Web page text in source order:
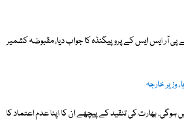
آر ایس ایس کے پروپیگنڈہ کا جواب دیا، مقبوضہ کشمیر
وزیر خارجہ
ہوگی، بھارت کی تنقید کے پیچھے ان کا اپنا عدم اعتماد کا